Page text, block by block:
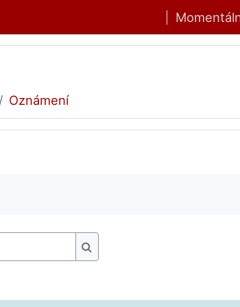
Oznámení
Prohledat fóra